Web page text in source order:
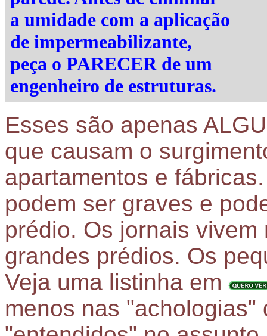
a umidade com a aplicação
de impermeabilizante,
peça o PARECER de um
engenheiro de estruturas.
Esses são apenas
que causam o
apartamentos e
podem ser graves e
prédio. Os jornais
grandes prédios. Os
Veja uma listinha em
menos nas